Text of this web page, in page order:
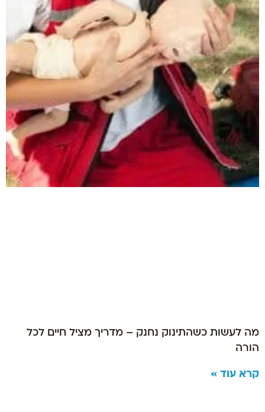
מה לעשות כשהתינוק נחנק – מדריך מציל חיים לכל
הורה
קרא עוד »